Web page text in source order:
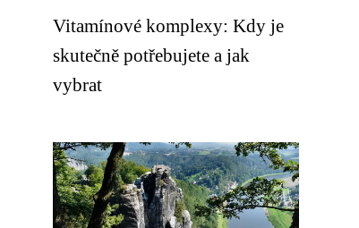
Vitamínové komplexy: Kdy je
skutečně potřebujete a jak
vybrat